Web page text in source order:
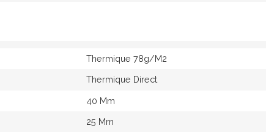
Thermique 78g/M2
Thermique Direct
40 Mm
25 Mm